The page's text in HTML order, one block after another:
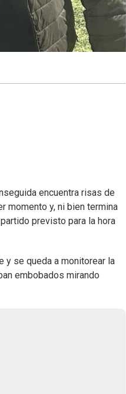
encuentra risas de
momento y, ni bien termina
previsto para la hora
y se queda a monitorear la
embobados mirando